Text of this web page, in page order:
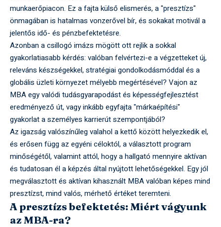
munkaerőpiacon. Ez a fajta külső elismerés, a "presztízs"
önmagában is hatalmas vonzerővel bír, és sokakat motivál a
jelentős idő- és pénzbefektetésre.
Azonban a csillogó imázs mögött ott rejlik a sokkal
gyakorlatiasabb kérdés: valóban felvértezi-e a végzetteket új,
releváns készségekkel, stratégiai gondolkodásmóddal és a
globális üzleti környezet mélyebb megértésével? Vajon az
MBA egy valódi tudásgyarapodást és képességfejlesztést
eredményező út, vagy inkább egyfajta "márkaépítési"
gyakorlat a személyes karrierút szempontjából?
Az igazság valószínűleg valahol a kettő között helyezkedik el,
és erősen függ az egyéni céloktól, a választott program
minőségétől, valamint attól, hogy a hallgató mennyire aktívan
és tudatosan él a képzés által nyújtott lehetőségekkel. Egy jól
megválasztott és aktívan kihasznált MBA valóban képes mind
presztízst, mind valós, mérhető értéket teremteni.
A presztízs befektetés: Miért vágyunk
az MBA-ra?